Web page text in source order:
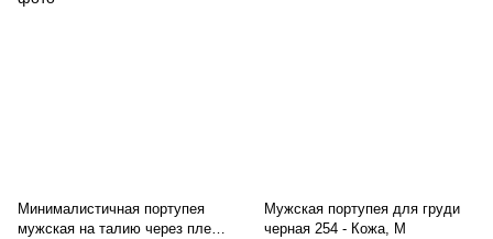
Минималистичная портупея
мужская на талию через плечи
Мужская портупея для груди
черная 254 - Кожа, M